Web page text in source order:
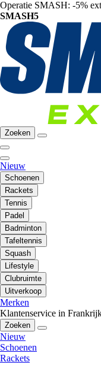
Operatie SMASH: -5%
SMASH5
Zoeken
Nieuw
Schoenen
Rackets
Tennis
Padel
Badminton
Tafeltennis
Squash
Lifestyle
Clubruimte
Uitverkoop
Merken
Klantenservice in
Zoeken
Nieuw
Schoenen
Rackets